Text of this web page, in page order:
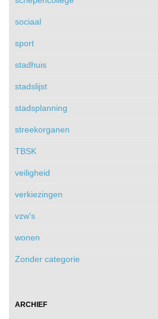
sociaal
sport
stadhuis
stadslijst
stadsplanning
streekorganen
TBSK
veiligheid
verkiezingen
vzw's
wonen
Zonder categorie
ARCHIEF